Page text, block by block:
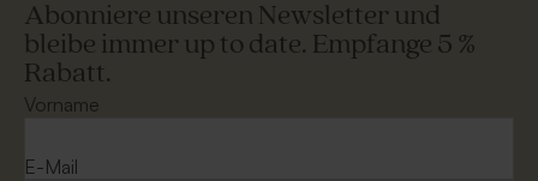
Abonniere unseren Newsletter und
bleibe immer up to date. Empfange 5 %
Rabatt.
Vorname
E-Mail